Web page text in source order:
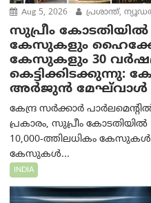
Aug 5, 2026 പ്രശാന്ത്,
സുപ്രീം കോടതിയിൽ
കേസുകളും
കേസുകളും 30
കെട്ടിക്കിടക്കുന്നു:
അര്‍ജുന്‍ മേഘ്‌വാള്‍
കേന്ദ്ര സർക്കാർ
പ്രകാരം, സുപ്രീം
10,000-ത്തിലധികം കേസുകൾ
കേസുകൾ...
INDIA